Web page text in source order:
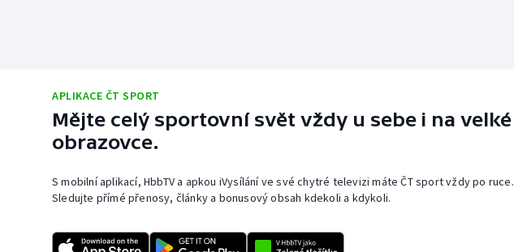
APLIKACE ČT SPORT
Mějte celý sportovní svět vždy u sebe i na velké
obrazovce.
S mobilní aplikací, HbbTV a apkou iVysílání ve své chytré televizi máte ČT sport vždy po ruce.
Sledujte přímé přenosy, články a bonusový obsah kdekoli a kdykoli.